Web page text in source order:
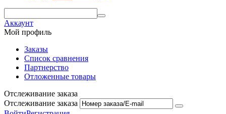
Аккаунт
Мой профиль
Заказы
Список сравнения
Партнерство
Отложенные товары
Отслеживание заказа
Отслеживание заказа